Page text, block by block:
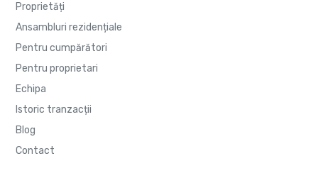
Proprietăți
Ansambluri rezidențiale
Pentru cumpărători
Pentru proprietari
Echipa
Istoric tranzacții
Blog
Contact